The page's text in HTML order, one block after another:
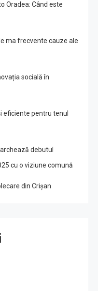
Oradea: Când este
ma frecvente cauze ale
socială în
eficiente pentru tenul
debutul
cu o viziune comună
din Crișan